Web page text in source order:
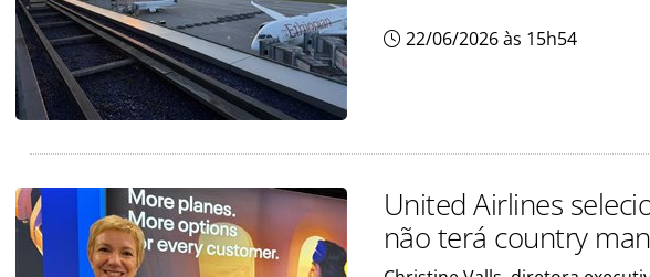
22/06/2026 às 15h54
United Airlines
não terá country